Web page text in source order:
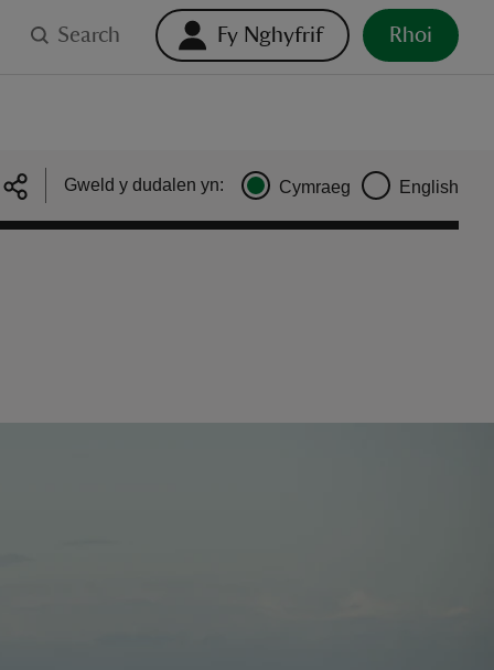
Search Fy Nghyfrif Rhoi
Gweld y dudalen yn: Cymraeg English